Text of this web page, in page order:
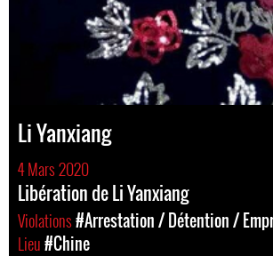
Li Yanxiang
4 Mars 2020
Libération de Li Yanxiang
Violations#Arrestation / Détention /
Lieu#Chine